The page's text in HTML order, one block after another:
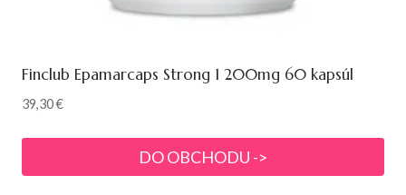
Finclub Epamarcaps Strong 1 200mg 60 kapsúl
39,30€
DO OBCHODU ->